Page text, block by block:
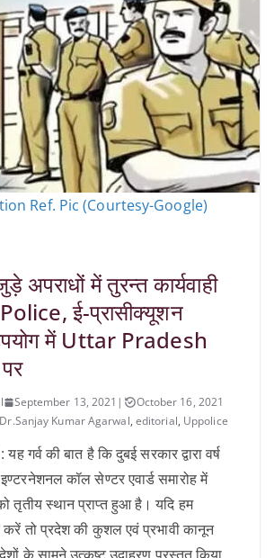
Ref. Pic (Courtesy-Google)
अपराधों में तुरन्त कार्यवाही
ई-प्रासीक्यूशन
में Uttar Pradesh
September 13, 2021 |
October 16, 2021
Kumar Agarwal, editorial, Uppolice
गर्व की बात है कि दुबई सरकार द्वारा वर्ष
कॉल सेण्टर एवार्ड समारोह में
तृतीय स्थान प्राप्त हुआ है। यदि हम
तो प्रदेश की कुशल एवं प्रभावी कानून